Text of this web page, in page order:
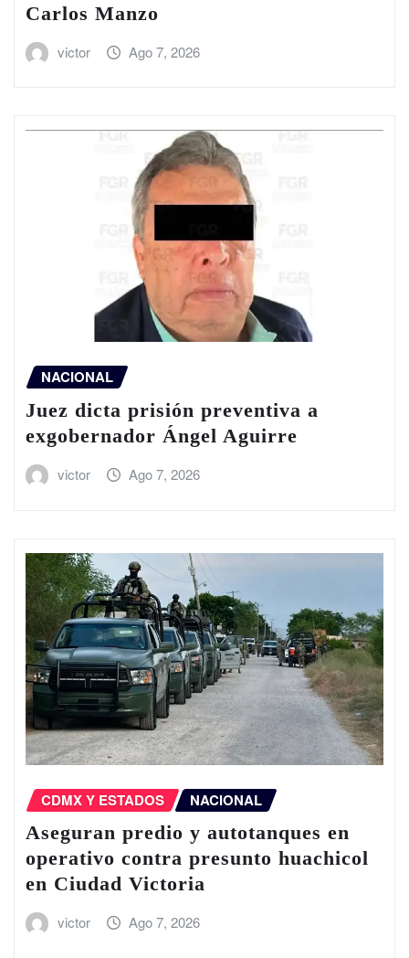
Carlos Manzo
victor Ago 7, 2026
NACIONAL
Juez dicta prisión preventiva a
exgobernador Ángel Aguirre
victor Ago 7, 2026
CDMX Y ESTADOS NACIONAL
Aseguran predio y autotanques en
operativo contra presunto huachicol
en Ciudad Victoria
victor Ago 7, 2026